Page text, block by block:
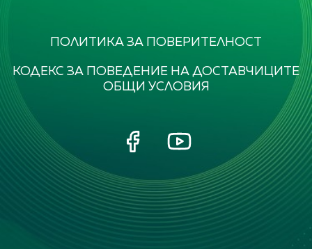
ПОЛИТИКА ЗА ПОВЕРИТЕЛНОСТ
КОДЕКС ЗА ПОВЕДЕНИЕ НА ДОСТАВЧИЦИТЕ
ОБЩИ УСЛОВИЯ